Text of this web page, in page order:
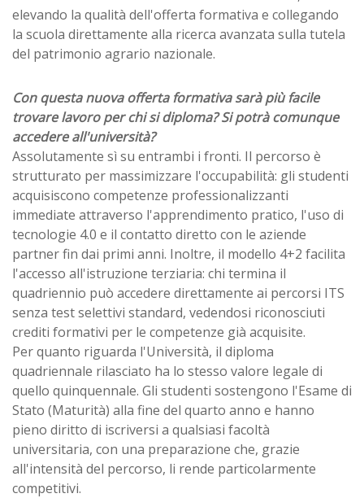
elevando la qualità dell'offerta formativa e collegando
la scuola direttamente alla ricerca avanzata sulla tutela
del patrimonio agrario nazionale.
Con questa nuova offerta formativa sarà più facile
trovare lavoro per chi si diploma? Si potrà comunque
accedere all'università?
Assolutamente sì su entrambi i fronti. Il percorso è
strutturato per massimizzare l'occupabilità: gli studenti
acquisiscono competenze professionalizzanti
immediate attraverso l'apprendimento pratico, l'uso di
tecnologie 4.0 e il contatto diretto con le aziende
partner fin dai primi anni. Inoltre, il modello 4+2 facilita
l'accesso all'istruzione terziaria: chi termina il
quadriennio può accedere direttamente ai percorsi ITS
senza test selettivi standard, vedendosi riconosciuti
crediti formativi per le competenze già acquisite.
Per quanto riguarda l'Università, il diploma
quadriennale rilasciato ha lo stesso valore legale di
quello quinquennale. Gli studenti sostengono l'Esame di
Stato (Maturità) alla fine del quarto anno e hanno
pieno diritto di iscriversi a qualsiasi facoltà
universitaria, con una preparazione che, grazie
all'intensità del percorso, li rende particolarmente
competitivi.